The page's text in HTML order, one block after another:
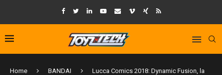
Home BANDAI
Lucca Comics 2018: Dynamic Fusion, la